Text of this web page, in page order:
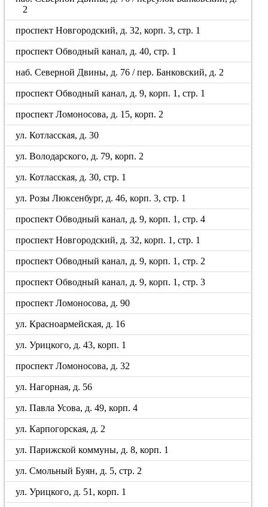
2
проспект Новгородский, д. 32, корп. 3, стр. 1
проспект Обводный канал, д. 40, стр. 1
наб. Северной Двины, д. 76 / пер. Банковский, д. 2
проспект Обводный канал, д. 9, корп. 1, стр. 1
проспект Ломоносова, д. 15, корп. 2
ул. Котласская, д. 30
ул. Володарского, д. 79, корп. 2
ул. Котласская, д. 30, стр. 1
ул. Розы Люксенбург, д. 46, корп. 3, стр. 1
проспект Обводный канал, д. 9, корп. 1, стр. 4
проспект Новгородский, д. 32, корп. 1, стр. 1
проспект Обводный канал, д. 9, корп. 1, стр. 2
проспект Обводный канал, д. 9, корп. 1, стр. 3
проспект Ломоносова, д. 90
ул. Красноармейская, д. 16
ул. Урицкого, д. 43, корп. 1
проспект Ломоносова, д. 32
ул. Нагорная, д. 56
ул. Павла Усова, д. 49, корп. 4
ул. Карпогорская, д. 2
ул. Парижской коммуны, д. 8, корп. 1
ул. Смольный Буян, д. 5, стр. 2
ул. Урицкого, д. 51, корп. 1